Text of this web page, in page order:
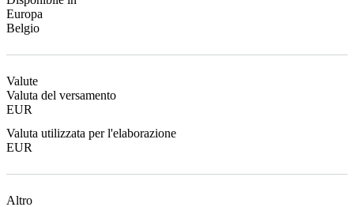
Europa
Belgio
Valute
Valuta del versamento
EUR
Valuta utilizzata per l'elaborazione
EUR
Altro